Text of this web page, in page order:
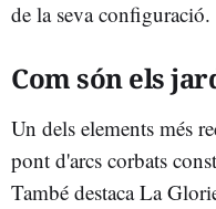
de la seva configuració.
Com són els
Un dels elements més
pont d'arcs corbats
També destaca La